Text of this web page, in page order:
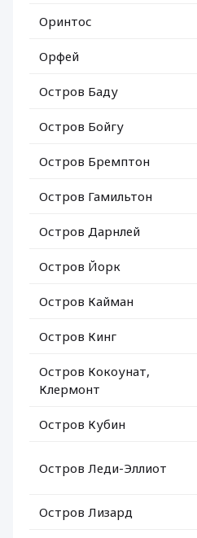
Оринтос
Орфей
Остров Баду
Остров Бойгу
Остров Бремптон
Остров Гамильтон
Остров Дарнлей
Остров Йорк
Остров Кайман
Остров Кинг
Остров Кокоунат,
Клермонт
Остров Кубин
Остров Леди-Эллиот
Остров Лизард